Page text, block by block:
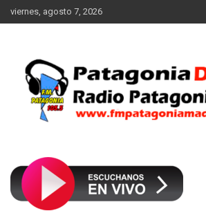
Saltar
al
viernes, agosto 7, 2026
FM Patagonia Madryn